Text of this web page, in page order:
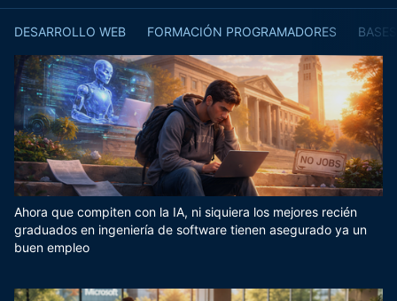
DESARROLLO WEB FORMACIÓN PROGRAMADORES
Ahora que compiten con la IA, ni siquiera los mejores recién
graduados en ingeniería de software tienen asegurado ya un
buen empleo